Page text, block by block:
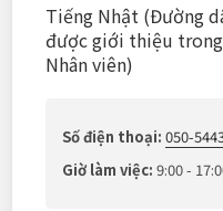
Tiếng Nhật (Đường
được giới thiệu
Nhân viên)
Số điện thoại:050-
Giờ làm việc:9:00 -